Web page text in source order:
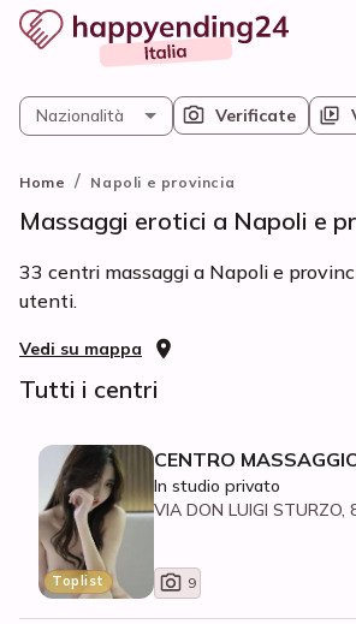
Verificate
Nazionalità
Home / Napoli e provincia
Massaggi erotici a Napoli e
33 centri massaggi a Napoli e
utenti.
Vedi su mappa
Tutti i centri
Toplist
CENTRO
In studio privato
9